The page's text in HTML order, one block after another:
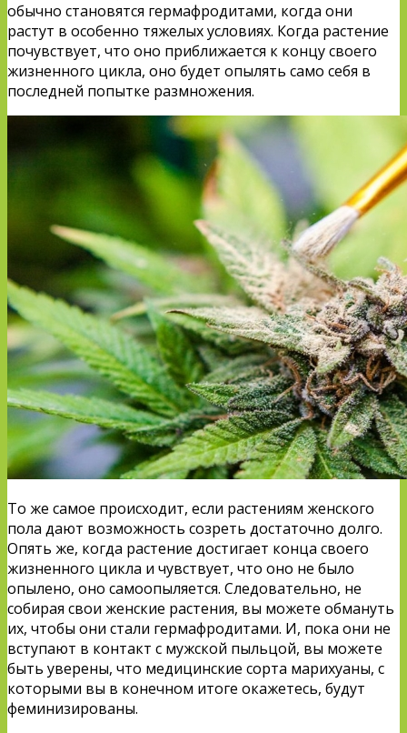
обычно становятся гермафродитами, когда они
растут в особенно тяжелых условиях. Когда растение
почувствует, что оно приближается к концу своего
жизненного цикла, оно будет опылять само себя в
последней попытке размножения.
То же самое происходит, если растениям женского
пола дают возможность созреть достаточно долго.
Опять же, когда растение достигает конца своего
жизненного цикла и чувствует, что оно не было
опылено, оно самоопыляется. Следовательно, не
собирая свои женские растения, вы можете обмануть
их, чтобы они стали гермафродитами. И, пока они не
вступают в контакт с мужской пыльцой, вы можете
быть уверены, что медицинские сорта марихуаны, с
которыми вы в конечном итоге окажетесь, будут
феминизированы.